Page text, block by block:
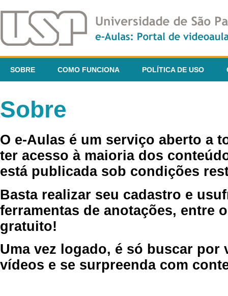
SOBRE COMO FUNCIONA POLÍTICA DE USO
Sobre
O e-Aulas é um serviço aberto a
ter acesso à maioria dos
está publicada sob condições
Basta realizar seu cadastro e
ferramentas de anotações, entre
gratuito!
Uma vez logado, é só buscar por
vídeos e se surpreenda com